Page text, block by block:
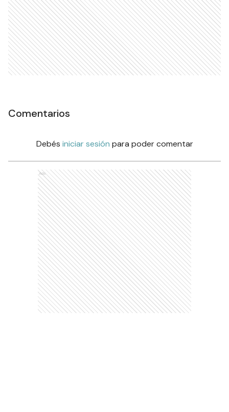
Comentarios
Debés iniciar sesión para poder comentar
Ads